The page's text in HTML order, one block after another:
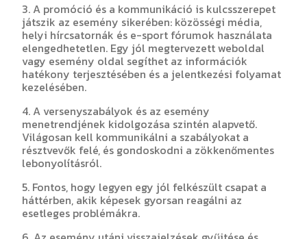
3. A promóció és a kommunikáció is kulcsszerepet
játszik az esemény sikerében: közösségi média,
helyi hírcsatornák és e-sport fórumok használata
elengedhetetlen. Egy jól megtervezett weboldal
vagy esemény oldal segíthet az információk
hatékony terjesztésében és a jelentkezési folyamat
kezelésében.
4. A versenyszabályok és az esemény
menetrendjének kidolgozása szintén alapvető.
Világosan kell kommunikálni a szabályokat a
résztvevők felé, és gondoskodni a zökkenőmentes
lebonyolításról.
5. Fontos, hogy legyen egy jól felkészült csapat a
háttérben, akik képesek gyorsan reagálni az
esetleges problémákra.